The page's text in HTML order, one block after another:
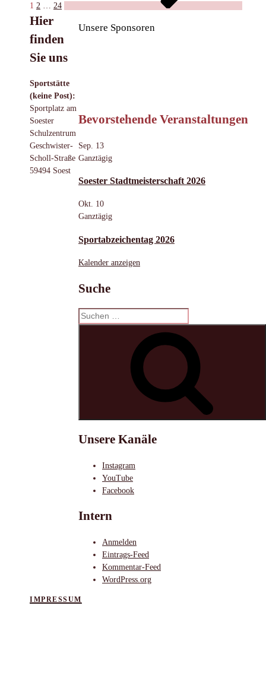
1 2 24
Unsere Sponsoren
Bevorstehende Veranstaltungen
Sep. 13
Ganztägig
Soester Stadtmeisterschaft 2026
Okt. 10
Ganztägig
Sportabzeichentag 2026
Kalender anzeigen
Suche
Suchen
nach:
Unsere Kanäle
Instagram
YouTube
Facebook
Intern
Anmelden
Eintrags-Feed
Kommentar-Feed
WordPress.org
Hier
finden
Sie uns
Sportstätte
(keine Post):
Sportplatz am
Soester
Schulzentrum
Geschwister-
Scholl-Straße
59494 Soest
IMPRESSUM